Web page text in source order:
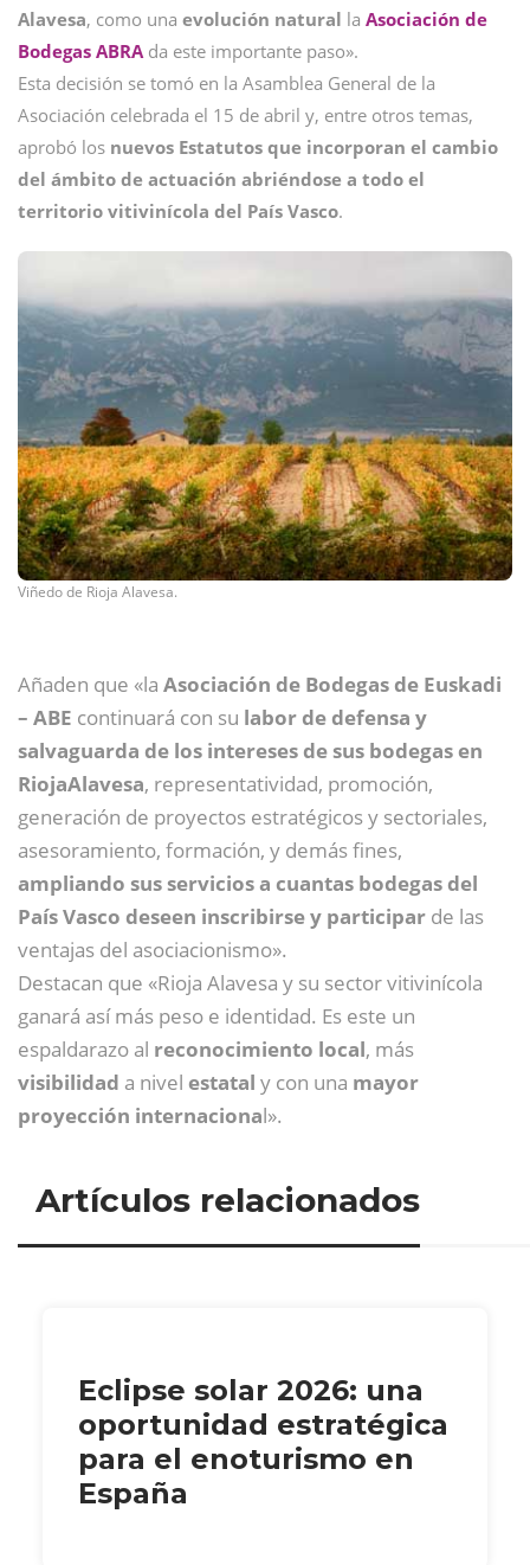
Alavesa, como una evolución natural la Asociación de
Bodegas ABRAda este importante paso».
Esta decisión se tomó en la Asamblea General de la
Asociación celebrada el 15 de abril y, entre otros temas,
aprobó los nuevos Estatutos que incorporan el cambio
del ámbito de actuación abriéndose a todo el
territorio vitivinícola del País Vasco.
Viñedo de Rioja Alavesa.
Añaden que «la Asociación de Bodegas de Euskadi
– ABE continuará con su labor de defensa y
salvaguarda de los intereses de sus bodegas en
RiojaAlavesa, representatividad, promoción,
generación de proyectos estratégicos y sectoriales,
asesoramiento, formación, y demás fines,
ampliando sus servicios a cuantas bodegas del
País Vasco deseen inscribirse y participar de las
ventajas del asociacionismo».
Destacan que «Rioja Alavesa y su sector vitivinícola
ganará así más peso e identidad. Es este un
espaldarazo al reconocimiento local, más
visibilidad a nivel estatal y con una mayor
proyección internacional».
Artículos relacionados
Eclipse solar 2026: una
oportunidad estratégica
para el enoturismo en
España